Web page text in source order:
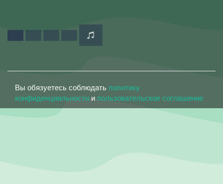
Вы обязуетесь соблюдать политику
конфиденциальности и пользовательское соглашение